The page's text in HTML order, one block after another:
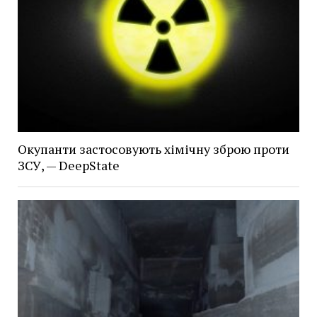
Окупанти застосовують хімічну зброю проти
ЗСУ, — DeepState